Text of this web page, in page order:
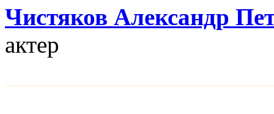
Чистяков Александр
актер